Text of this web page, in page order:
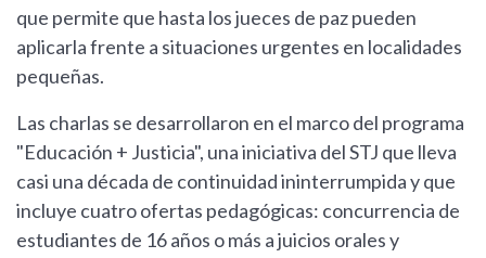
que permite que hasta los jueces de paz pueden
aplicarla frente a situaciones urgentes en localidades
pequeñas.
Las charlas se desarrollaron en el marco del programa
"Educación + Justicia", una iniciativa del STJ que lleva
casi una década de continuidad ininterrumpida y que
incluye cuatro ofertas pedagógicas: concurrencia de
estudiantes de 16 años o más a juicios orales y